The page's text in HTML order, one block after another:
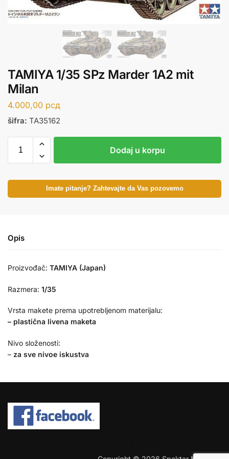
TAMIYA 1/35 SPz Marder 1A2 mit
Milan
4.000,00 рсд
šifra: TA35162
Dodaj u korpu
Imate pitanje? Zahtevajte da Vas pozovemo
Opis
Proizvođač: TAMIYA (Japan)
Razmera: 1/35
Vrsta makete prema upotrebljenom materijalu:
– plastična livena maketa
Nivo složenosti:
– za sve nivoe iskustva